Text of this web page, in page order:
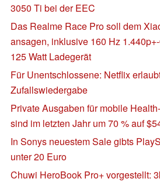
3050 Ti bei der EEC
Das Realme Race Pro soll dem
ansagen, inklusive 160 Hz
125 Watt Ladegerät
Für Unentschlossene: Netflix
Zufallswiedergabe
Private Ausgaben für mobile
sind im letzten Jahr um 70 % auf
In Sonys neuestem Sale gibts
unter 20 Euro
Chuwi HeroBook Pro+ vorgestellt: